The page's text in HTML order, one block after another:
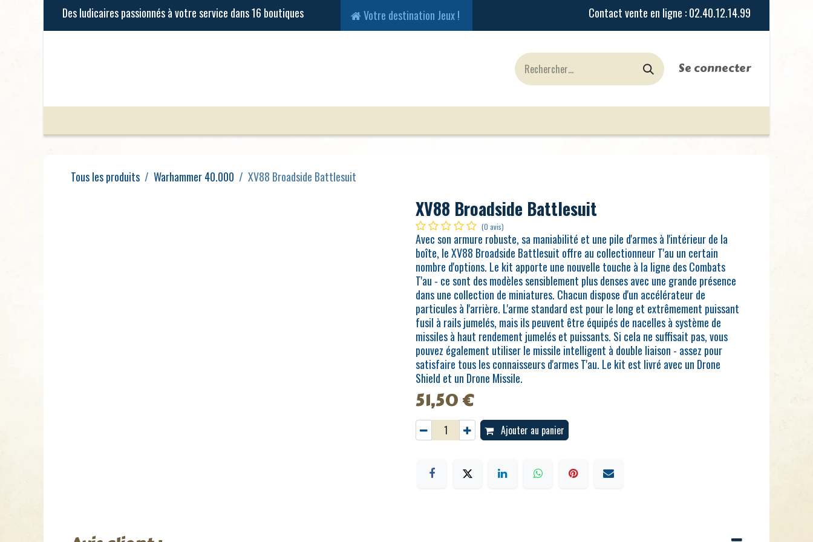
Se rendre au contenu
Votre destination Jeux !
Se connecter
Tous les produits Warhammer 40.000 XV88 Broadside Battlesuit
XV88 Broadside Battlesuit
(0 avis)
Avec son armure robuste, sa maniabilité et une pile d'armes à l'intérieur de la
boîte, le XV88 Broadside Battlesuit offre au collectionneur T'au un certain
nombre d'options. Le kit apporte une nouvelle touche à la ligne des Combats
T'au - ce sont des modèles sensiblement plus denses avec une grande présence
dans une collection de miniatures. Chacun dispose d'un accélérateur de
particules à l'arrière. L'arme standard est pour le long et extrêmement puissant
fusil à rails jumelés, mais ils peuvent être équipés de nacelles à système de
missiles à haut rendement jumelés et puissants. Si cela ne suffisait pas, vous
pouvez également utiliser le missile intelligent à double liaison - assez pour
satisfaire tous les connaisseurs d'armes T'au. Le kit est livré avec un Drone
Shield et un Drone Missile.
51,50€
Ajouter au panier